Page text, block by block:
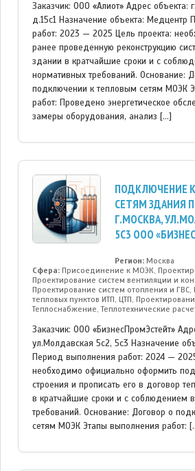
Заказчик: ООО «Алиот» Адрес объекта:
д.15с1 Назначение объекта: Медцентр
работ: 2023 — 2025 Цель проекта:
ранее проведенную реконструкцию
здании в кратчайшие сроки и с
нормативных требований. Основание:
подключении к тепловым сетям МОЭК
работ: Проведено энергетическое
замеры оборудования, анализ […]
ПОДКЛЮЧЕНИЕ
СЕТЯМ ЗДАНИЯ
Г.МОСКВА,
5С3 ООО
Регион: Москва
Сфера: Присоединение к МОЭК,
Проектирование систем вентиляции и
Проектирование систем отопления и ГВС,
тепловых пунктов ИТП, ЦТП,
Теплоснабжение, Теплотехнические
Заказчик: ООО «БизнесПромЭстейт»
ул.Молдавская 5с2, 5с3 Назначение
Период выполнения работ: 2024 —
необходимо официально оформить
строения и прописать его в договор
в кратчайшие сроки и с соблюдением
требований. Основание: Договор о
сетям МОЭК Этапы выполнения работ: